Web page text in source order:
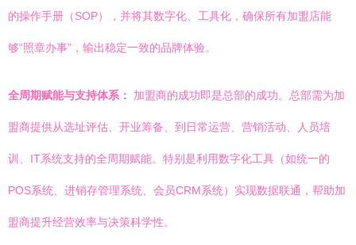
的操作手册（SOP），并将其数字化、工具化，确保所有加盟店能
够“照章办事”，输出稳定一致的品牌体验。
全周期赋能与支持体系： 加盟商的成功即是总部的成功。总部需为加
盟商提供从选址评估、开业筹备、到日常运营、营销活动、人员培
训、IT系统支持的全周期赋能。特别是利用数字化工具（如统一的
POS系统、进销存管理系统、会员CRM系统）实现数据联通，帮助加
盟商提升经营效率与决策科学性。